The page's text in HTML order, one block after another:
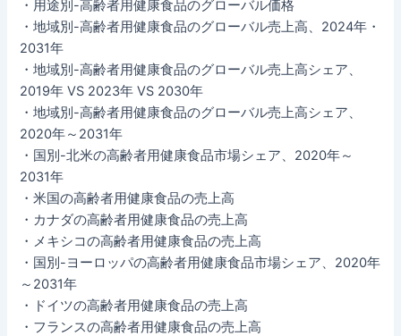
・用途別-高齢者用健康食品のグローバル価格
・地域別-高齢者用健康食品のグローバル売上高、2024年・
2031年
・地域別-高齢者用健康食品のグローバル売上高シェア、
2019年 VS 2023年 VS 2030年
・地域別-高齢者用健康食品のグローバル売上高シェア、
2020年～2031年
・国別-北米の高齢者用健康食品市場シェア、2020年～
2031年
・米国の高齢者用健康食品の売上高
・カナダの高齢者用健康食品の売上高
・メキシコの高齢者用健康食品の売上高
・国別-ヨーロッパの高齢者用健康食品市場シェア、2020年
～2031年
・ドイツの高齢者用健康食品の売上高
・フランスの高齢者用健康食品の売上高